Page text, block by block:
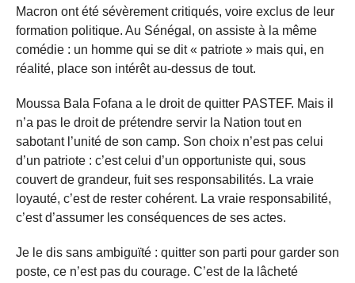
Macron ont été sévèrement critiqués, voire exclus de leur
formation politique. Au Sénégal, on assiste à la même
comédie : un homme qui se dit « patriote » mais qui, en
réalité, place son intérêt au-dessus de tout.
Moussa Bala Fofana a le droit de quitter PASTEF. Mais il
n’a pas le droit de prétendre servir la Nation tout en
sabotant l’unité de son camp. Son choix n’est pas celui
d’un patriote : c’est celui d’un opportuniste qui, sous
couvert de grandeur, fuit ses responsabilités. La vraie
loyauté, c’est de rester cohérent. La vraie responsabilité,
c’est d’assumer les conséquences de ses actes.
Je le dis sans ambiguïté : quitter son parti pour garder son
poste, ce n’est pas du courage. C’est de la lâcheté